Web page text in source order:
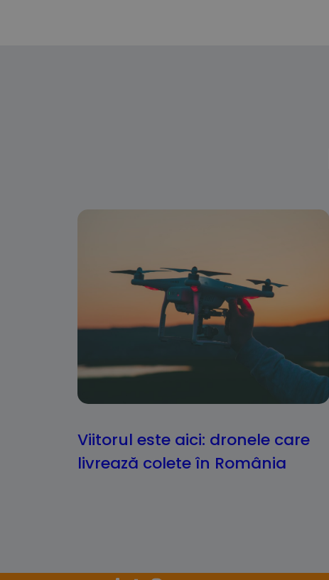
Viitorul este aici: dronele care
livrează colete în România